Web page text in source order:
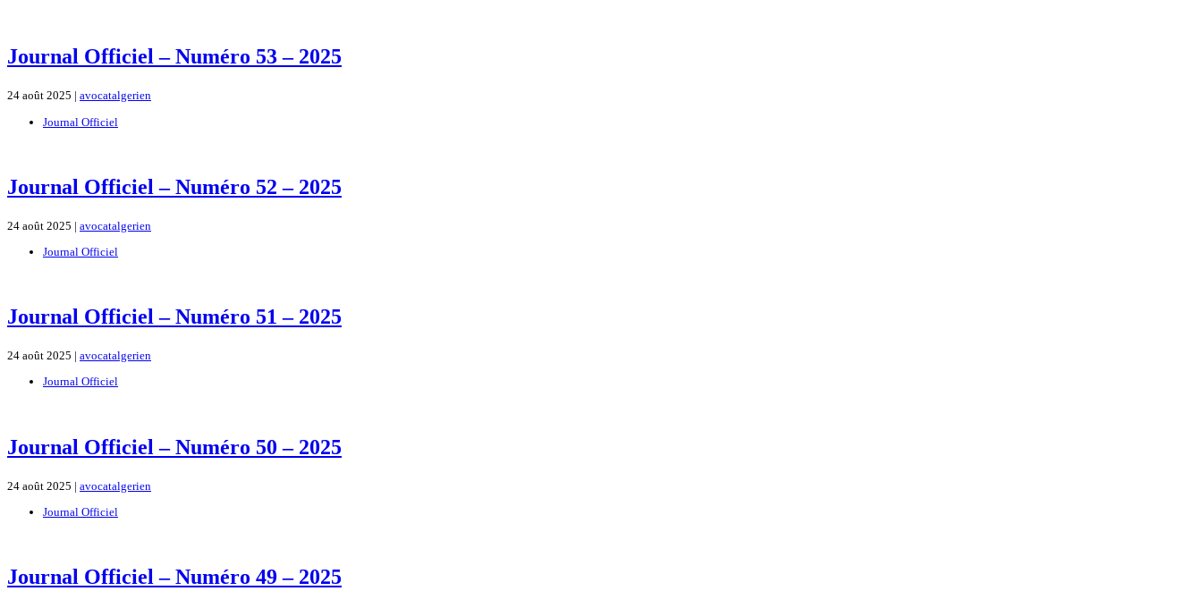
Journal Officiel – Numéro 53 – 2025
24 août 2025 | avocatalgerien
Journal Officiel
Journal Officiel – Numéro 52 – 2025
24 août 2025 | avocatalgerien
Journal Officiel
Journal Officiel – Numéro 51 – 2025
24 août 2025 | avocatalgerien
Journal Officiel
Journal Officiel – Numéro 50 – 2025
24 août 2025 | avocatalgerien
Journal Officiel
Journal Officiel – Numéro 49 – 2025